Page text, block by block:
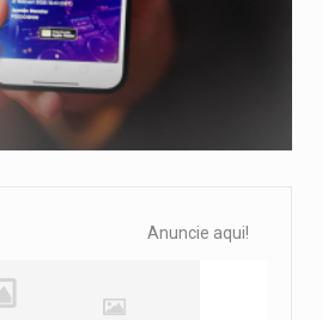
Anuncie aqui!